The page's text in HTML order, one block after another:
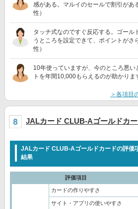
感がある。マルイのセールで割引があ
性）
タッチ式なのですぐ反応する。ゴール
うところを設定できて、ポイントがさ
性）
10年使っていますが、今のところ悪い
トを年間10,000もらえるのが助かりま
＞各項目
JALカード CLUB-Aゴールドカ
JALカード CLUB-Aゴールドカードの評価
結果
評価項目
カードの作りやすさ
サイト・アプリの使いやすさ